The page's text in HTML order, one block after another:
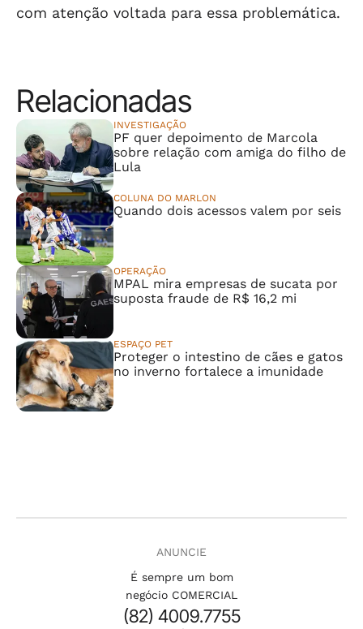
com atenção voltada para essa problemática.
Relacionadas
INVESTIGAÇÃO
PF quer depoimento de Marcola
sobre relação com amiga do filho de
Lula
COLUNA DO MARLON
Quando dois acessos valem por seis
OPERAÇÃO
MPAL mira empresas de sucata por
suposta fraude de R$ 16,2 mi
ESPAÇO PET
Proteger o intestino de cães e gatos
no inverno fortalece a imunidade
ANUNCIE
É sempre um bom
negócio COMERCIAL
(82) 4009.7755